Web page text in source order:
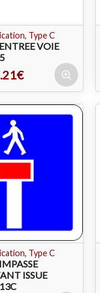
Type C
VOIE
Type C
ISSUE